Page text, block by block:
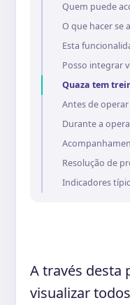
A través desta
visualizar
Quem puede
O que hacer se
Esta
Posso integrar
Quaza tem
Antes de operar
Durante a
Resolução de
Indicadores